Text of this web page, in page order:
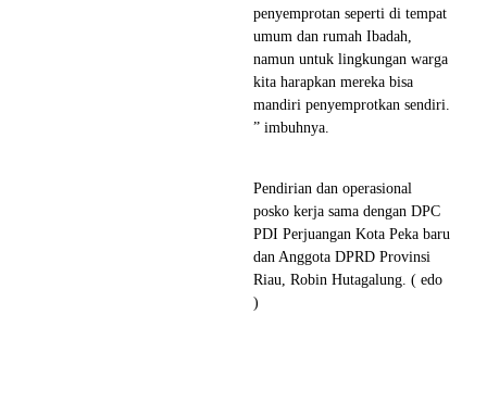
penyemprotan seperti di tempat
umum dan rumah Ibadah,
namun untuk lingkungan warga
kita harapkan mereka bisa
mandiri penyemprotkan sendiri.
” imbuhnya.
Pendirian dan operasional
posko kerja sama dengan DPC
PDI Perjuangan Kota Peka baru
dan Anggota DPRD Provinsi
Riau, Robin Hutagalung. ( edo
)